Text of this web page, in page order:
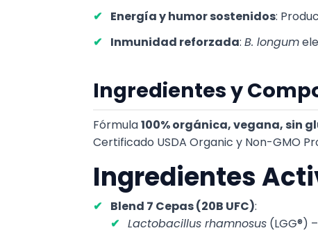
Energía y humor sostenidos:
Inmunidad reforzada:B. longum
Ingredientes y
Fórmula100% orgánica, vegana, sin
Certificado USDA Organic y Non-GMO
Ingredientes
Blend 7 Cepas (20B UFC):
Lactobacillus rhamnosus (LGG®)